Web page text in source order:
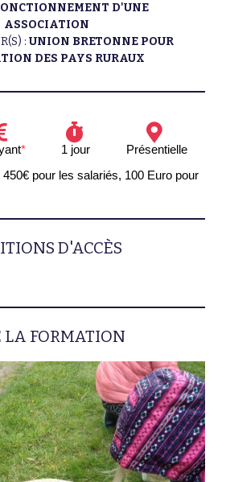
D'UNE
ASSOCIATION
: UNION BRETONNE POUR
DES PAYS RURAUX
* 1 jour
Présentielle
pour les salariés, 100 Euro pour
D'ACCÈS
LA FORMATION